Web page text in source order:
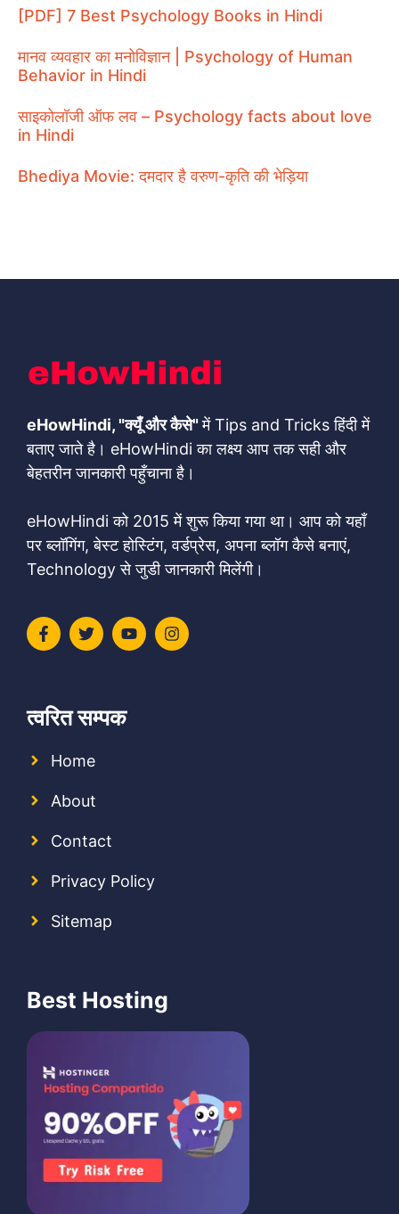
[PDF] 7 Best Psychology Books in Hindi
मानव व्यवहार का मनोविज्ञान | Psychology of Human
Behavior in Hindi
साइकोलॉजी ऑफ लव – Psychology facts about love
in Hindi
Bhediya Movie: दमदार है वरुण-कृति की भेड़िया
eHowHindi, "क्यूँ और कैसे"में Tips and Tricks हिंदी में
बताए जाते है। eHowHindi का लक्ष्य आप तक सही और
बेहतरीन जानकारी पहुँचाना है।
eHowHindi को 2015 में शुरू किया गया था। आप को यहाँ
पर ब्लॉगिंग, बेस्ट होस्टिंग, वर्डप्रेस, अपना ब्लॉग कैसे बनाएं,
Technology से जुडी जानकारी मिलेंगी।
त्वरित सम्पक
Home
About
Contact
Privacy Policy
Sitemap
Best Hosting